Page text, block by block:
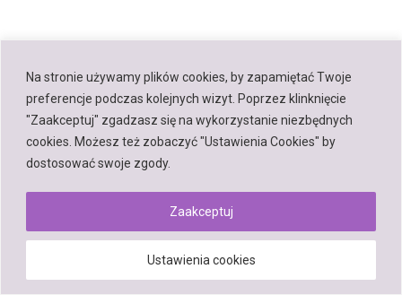
Na stronie używamy plików cookies, by zapamiętać Twoje
preferencje podczas kolejnych wizyt. Poprzez klinknięcie
"Zaakceptuj" zgadzasz się na wykorzystanie niezbędnych
cookies. Możesz też zobaczyć "Ustawienia Cookies" by
dostosować swoje zgody.
Ustawienia cookies
Zaakceptuj